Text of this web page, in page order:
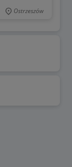
Ostrzeszów